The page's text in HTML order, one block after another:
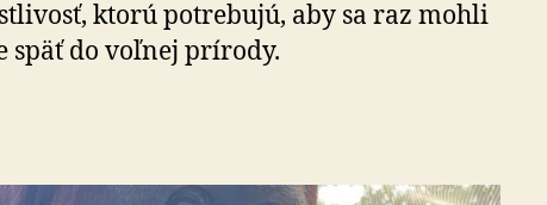
ktorú potrebujú, aby sa raz mohli
späť do voľnej prírody.